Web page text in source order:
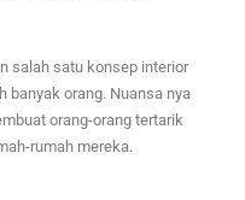
salah satu konsep interior
banyak orang. Nuansa nya
orang-orang tertarik
rumah mereka.